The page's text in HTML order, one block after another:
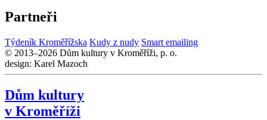
Partneři
Týdeník Kroměřížska Kudy z nudy Smart emailing
© 2013–2026 Dům kultury v Kroměříži, p. o.
design: Karel Mazoch
Dům kultury
v Kroměříži